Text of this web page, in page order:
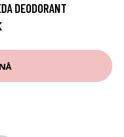
DEODORANT